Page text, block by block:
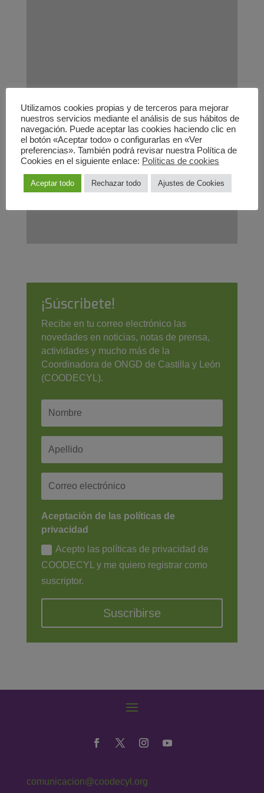
¡Súscribete!
Recibe en tu correo electrónico las
novedades en noticias, notas de prensa,
actividades y mucho más de la
Coordinadora de ONGD de Castilla y León
(COODECYL).
Aceptación de las políticas de
privacidad
Acepto las políticas de privacidad de
COODECYL y me quiero registrar como
suscriptor.
Suscribirse
comunicacion@coodecyl.org
Utilizamos cookies propias y de terceros para mejorar
nuestros servicios mediante el análisis de sus hábitos de
navegación. Puede aceptar las cookies haciendo clic en
el botón «Aceptar todo» o configurarlas en «Ver
preferencias». También podrá revisar nuestra Política de
Cookies en el siguiente enlace: Políticas de cookies
Aceptar todo Rechazar todo Ajustes de Cookies